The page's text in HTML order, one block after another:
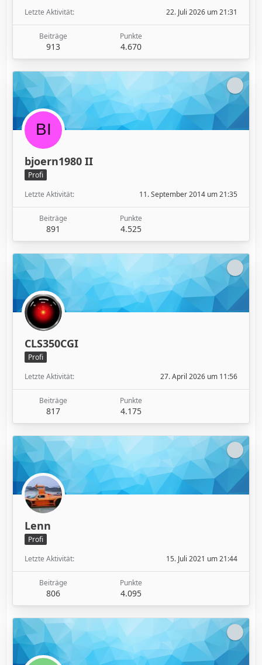
Letzte Aktivität
22. Juli 2026 um 21:31
Beiträge
913
Punkte
4.670
bjoern1980 II
Profi
Letzte Aktivität
11. September 2014 um 21:35
Beiträge
891
Punkte
4.525
CLS350CGI
Profi
Letzte Aktivität
27. April 2026 um 11:56
Beiträge
817
Punkte
4.175
Lenn
Profi
Letzte Aktivität
15. Juli 2021 um 21:44
Beiträge
806
Punkte
4.095